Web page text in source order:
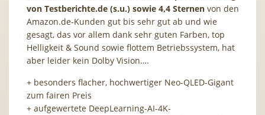
von Testberichte.de (s.u.) sowie 4,4 Sternen von den
Amazon.de-Kunden gut bis sehr gut ab und wie
gesagt, das vor allem dank sehr guten Farben, top
Helligkeit & Sound sowie flottem Betriebssystem, hat
aber leider kein Dolby Vision….
+ besonders flacher, hochwertiger Neo-QLED-Gigant
zum fairen Preis
+ aufgewertete DeepLearning-AI-4K-